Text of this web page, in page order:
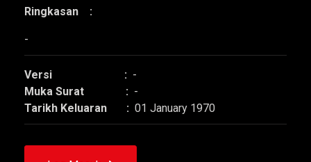
Ringkasan :
-
Versi : -
Muka Surat : -
Tarikh Keluaran : 01 January 1970